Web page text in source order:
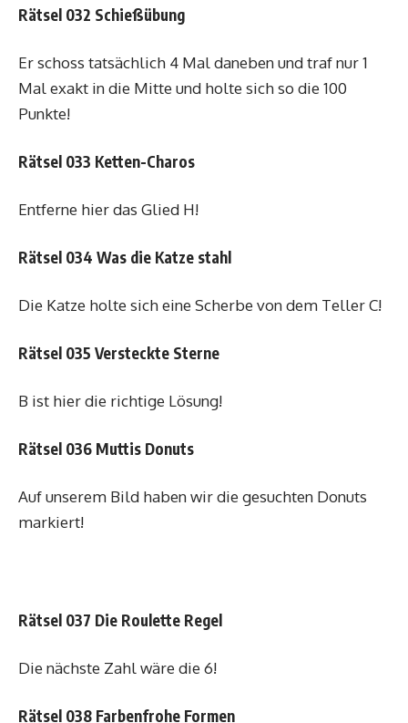
Rätsel 032 Schießübung
Er schoss tatsächlich 4 Mal daneben und traf nur 1
Mal exakt in die Mitte und holte sich so die 100
Punkte!
Rätsel 033 Ketten-Charos
Entferne hier das Glied H!
Rätsel 034 Was die Katze stahl
Die Katze holte sich eine Scherbe von dem Teller C!
Rätsel 035 Versteckte Sterne
B ist hier die richtige Lösung!
Rätsel 036 Muttis Donuts
Auf unserem Bild haben wir die gesuchten Donuts
markiert!
Rätsel 037 Die Roulette Regel
Die nächste Zahl wäre die 6!
Rätsel 038 Farbenfrohe Formen